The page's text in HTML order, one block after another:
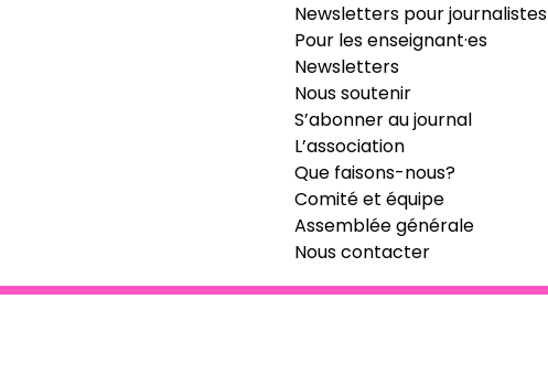
Newsletters pour journalistes
Pour les enseignant·es
Newsletters
Nous soutenir
S’abonner au journal
L’association
Que faisons-nous?
Comité et équipe
Assemblée générale
Nous contacter